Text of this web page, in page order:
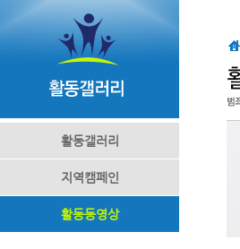
활동갤러리
지역캠페인
활동동영상